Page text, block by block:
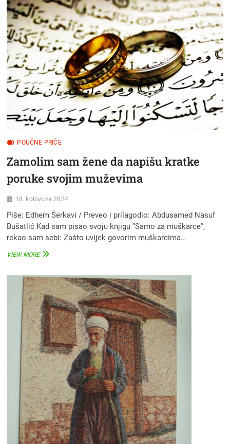
JE
MRAV
POSTAO
TEHNOLOŠKI
VIŠAK?
POUČNE PRIČE
Zamolim sam žene da napišu kratke
poruke svojim muževima
18. kolovoza 2024.
Piše: Edhem Šerkavi / Preveo i prilagodio: Abdusamed Nasuf
Bušatlić Kad sam pisao svoju knjigu ”Samo za muškarce”,
rekao sam sebi: Zašto uvijek govorim muškarcima…
VIEW MOREZAMOLIM
DA
NAPIŠU
KRATKE
PORUKE
SVOJIM
MUŽEVIMA